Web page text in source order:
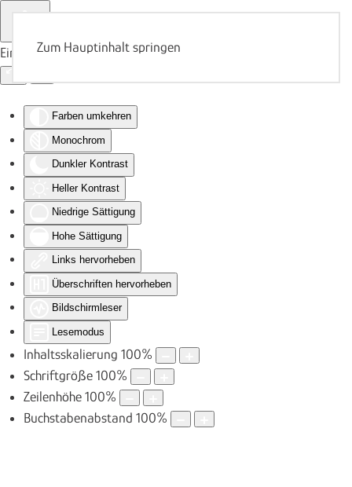
Eingabehilfen öffnen
Farben umkehren
Monochrom
Dunkler Kontrast
Heller Kontrast
Niedrige Sättigung
Hohe Sättigung
Links hervorheben
Überschriften hervorheben
Bildschirmleser
Lesemodus
Inhaltsskalierung 100%
Schriftgröße 100%
Zeilenhöhe 100%
Buchstabenabstand 100%
Zum Hauptinhalt springen